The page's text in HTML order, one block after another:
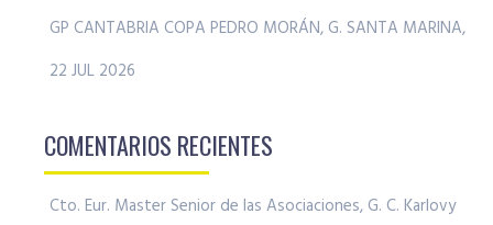
GP CANTABRIA COPA PEDRO MORÁN, G. SANTA MARINA,
22 JUL 2026
COMENTARIOS RECIENTES
Cto. Eur. Master Senior de las Asociaciones, G. C. Karlovy